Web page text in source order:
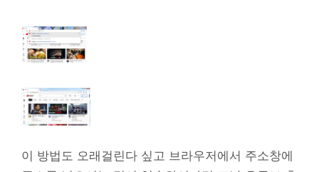
이 방법도 오래걸린다 싶고 브라우저에서 주소창에